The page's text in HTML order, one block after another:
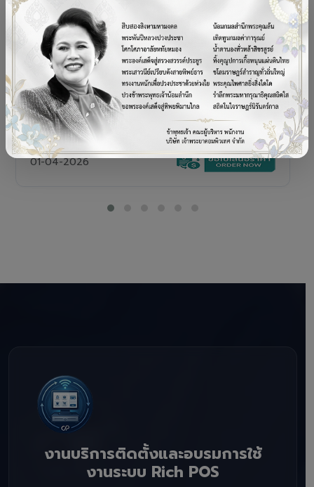
POS TERMINAL
SENOR V+5s
เครื่อง POS All-in-One Touch Screen ดีไซน์พรีเมียม
01-04-2026
งานบริการติดตั้งและอบรมการใช้
งานระบบ Rich POS